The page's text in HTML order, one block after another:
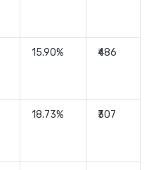
15.90% ₹486
18.73% ₹307